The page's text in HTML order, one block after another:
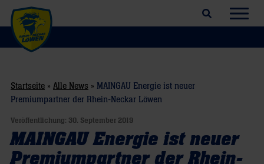
Suchfeld öffnen
Startseite » Alle News » MAINGAU Energie ist neuer
Premiumpartner der Rhein-Neckar Löwen
Veröffentlichung: 30. September 2019
MAINGAU Energie ist neuer
Premiumpartner der Rhein-